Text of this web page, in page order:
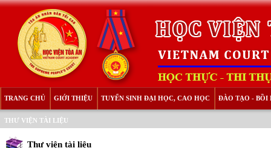
TRANG CHỦ GIỚI THIỆU TUYỂN SINH ĐẠI HỌC, CAO HỌC ĐÀO TẠO - BỒI
THƯ VIỆN TÀI LIỆU
Thư viện tài liệu